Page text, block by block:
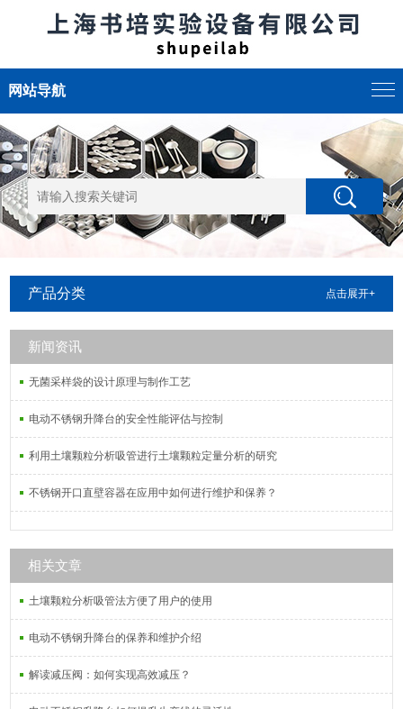
网站导航
产品分类 点击展开+
新闻资讯
无菌采样袋的设计原理与制作工艺
电动不锈钢升降台的安全性能评估与控制
利用土壤颗粒分析吸管进行土壤颗粒定量分析的研究
不锈钢开口直壁容器在应用中如何进行维护和保养？
相关文章
土壤颗粒分析吸管法方便了用户的使用
电动不锈钢升降台的保养和维护介绍
解读减压阀：如何实现高效减压？